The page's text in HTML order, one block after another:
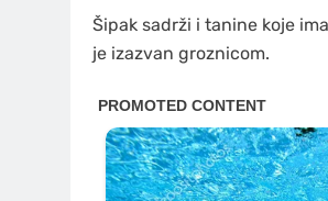
Šipak sadrži i tanine koje
je izazvan groznicom.